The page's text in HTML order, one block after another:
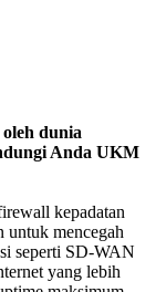
dunia
Anda UKM
kepadatan
untuk mencegah
seperti SD-WAN
yang lebih